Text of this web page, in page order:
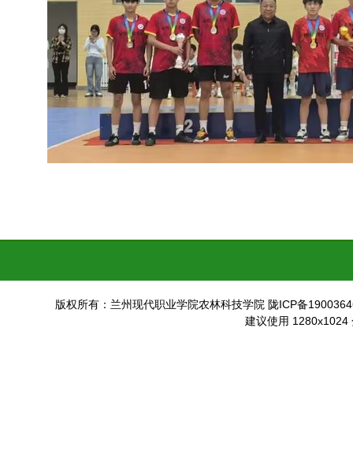
版权所有：兰州现代职业学院农林科技学院 陇ICP备
建议使用